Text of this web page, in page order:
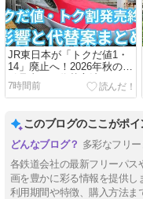
JR東日本が「トクだ値1・
14」廃止へ！2026年秋の割
引見直しと代替方法まとめ
7時間前
このブログのここがポイ
多彩なフリ
各鉄道会社の最新フリーパス
画を豊かに彩る情報を提供し
利用期間や特徴、購入方法ま